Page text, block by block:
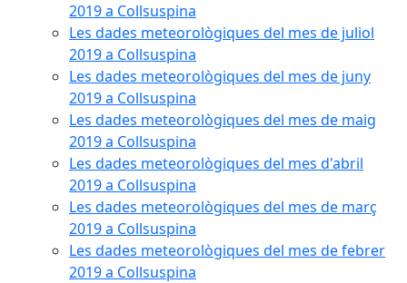
2019 a Collsuspina
Les dades meteorològiques del mes de juliol
2019 a Collsuspina
Les dades meteorològiques del mes de juny
2019 a Collsuspina
Les dades meteorològiques del mes de maig
2019 a Collsuspina
Les dades meteorològiques del mes d'abril
2019 a Collsuspina
Les dades meteorològiques del mes de març
2019 a Collsuspina
Les dades meteorològiques del mes de febrer
2019 a Collsuspina